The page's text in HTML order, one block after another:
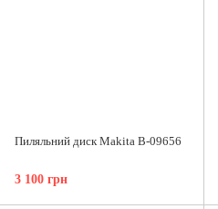
Пиляльний диск Makita B-09656
3 100 грн